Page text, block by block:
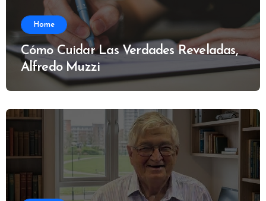
Home
Cómo Cuidar Las Verdades Reveladas,
Alfredo Muzzi